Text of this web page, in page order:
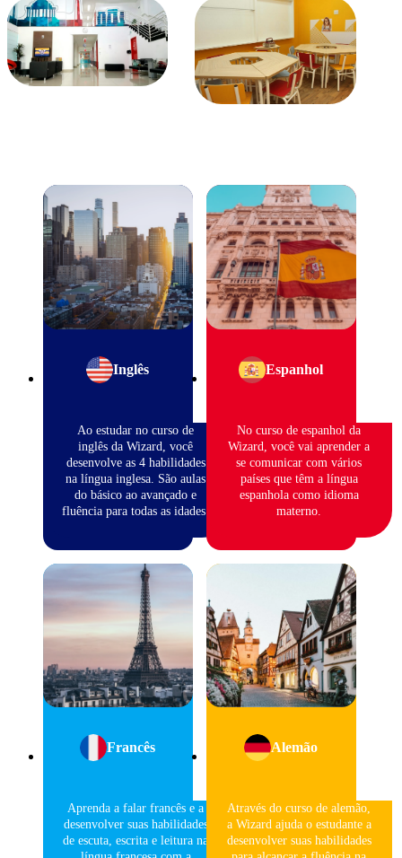
Inglês
Ao estudar no curso de
inglês da Wizard, você
desenvolve as 4 habilidades
na língua inglesa. São aulas
do básico ao avançado e
fluência para todas as idades.
Espanhol
No curso de espanhol da
Wizard, você vai aprender a
se comunicar com vários
países que têm a língua
espanhola como idioma
materno.
Francês
Aprenda a falar francês e a
desenvolver suas habilidades
de escuta, escrita e leitura na
Alemão
Através do curso de alemão,
a Wizard ajuda o estudante a
desenvolver suas habilidades